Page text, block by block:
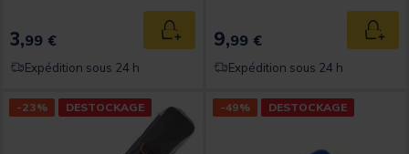
3,99 € Ajouter au panier
Expédition sous 24 h
9,99 €
Expédition sous 24 h
-23% DESTOCKAGE -49% DESTOCKAGE